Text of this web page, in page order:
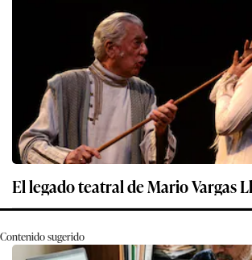
El legado teatral de Mario Vargas
Contenido sugerido